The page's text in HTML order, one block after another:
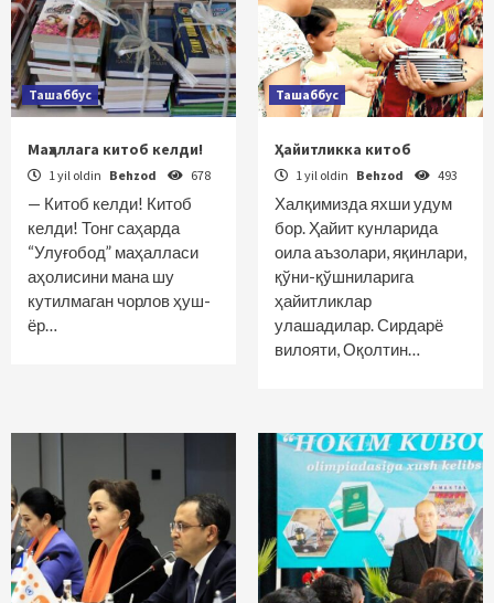
Ташаббус
Маҳаллага китоб келди!
1 yil oldin Behzod 678
— Китоб келди! Китоб
келди! Тонг саҳарда
“Улуғобод” маҳалласи
аҳолисини мана шу
кутилмаган чорлов ҳуш­
ёр…
Ташаббус
Ҳайитликка китоб
1 yil oldin Behzod 493
Халқимизда яхши удум
бор. Ҳайит кунларида
оила аъзолари, яқинлари,
қўни-қўшниларига
ҳайитликлар
улашадилар. Сирдарё
вилояти, Оқолтин…